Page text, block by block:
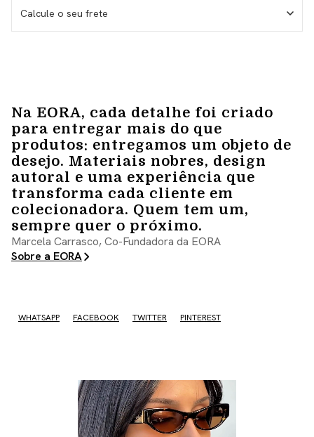
Medida da lente – 53 mm
Medida do frontal total – 143 mm
Calcule o seu frete
Na EORA, cada detalhe foi criado
para entregar mais do que
produtos: entregamos um objeto de
desejo. Materiais nobres, design
autoral e uma experiência que
transforma cada cliente em
colecionadora. Quem tem um,
sempre quer o próximo.
Marcela Carrasco, Co-Fundadora da EORA
Sobre a EORA
WHATSAPP FACEBOOK TWITTER PINTEREST